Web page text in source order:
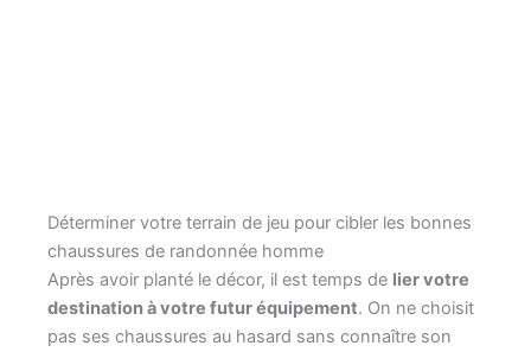
Déterminer votre terrain de jeu pour cibler les bonnes
chaussures de randonnée homme
Après avoir planté le décor, il est temps de lier votre
destination à votre futur équipement. On ne choisit
pas ses chaussures au hasard sans connaître son